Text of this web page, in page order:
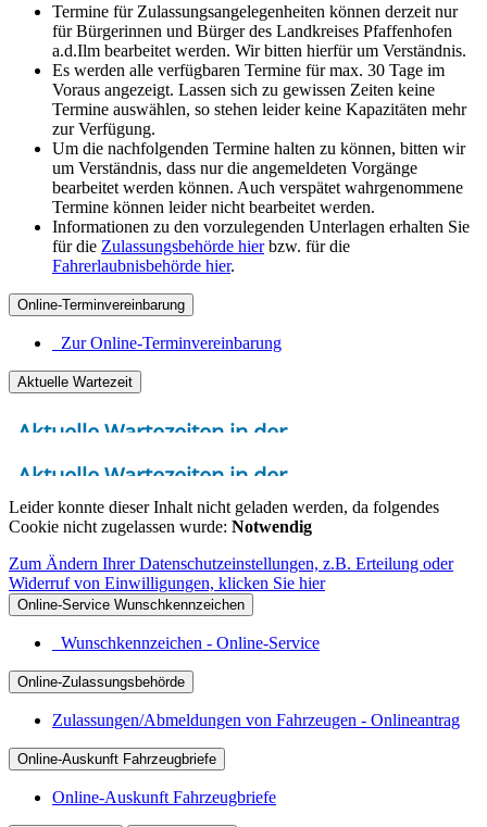
Termine für Zulassungsangelegenheiten können derzeit nur
für Bürgerinnen und Bürger des Landkreises Pfaffenhofen
a.d.Ilm bearbeitet werden. Wir bitten hierfür um Verständnis.
Es werden alle verfügbaren Termine für max. 30 Tage im
Voraus angezeigt. Lassen sich zu gewissen Zeiten keine
Termine auswählen, so stehen leider keine Kapazitäten mehr
zur Verfügung.
Um die nachfolgenden Termine halten zu können, bitten wir
um Verständnis, dass nur die angemeldeten Vorgänge
bearbeitet werden können. Auch verspätet wahrgenommene
Termine können leider nicht bearbeitet werden.
Informationen zu den vorzulegenden Unterlagen erhalten Sie
für die Zulassungsbehörde hierbzw. für die
Fahrerlaubnisbehörde hier.
Online-Terminvereinbarung
Zur Online-Terminvereinbarung
Aktuelle Wartezeit
Leider konnte dieser Inhalt nicht geladen werden, da folgendes
Cookie nicht zugelassen wurde: Notwendig
Zum Ändern Ihrer Datenschutzeinstellungen, z.B. Erteilung oder
Widerruf von Einwilligungen, klicken Sie hier
Online-Service Wunschkennzeichen
Wunschkennzeichen - Online-Service
Online-Zulassungsbehörde
Zulassungen/Abmeldungen von Fahrzeugen - Onlineantrag
Online-Auskunft Fahrzeugbriefe
Online-Auskunft Fahrzeugbriefe